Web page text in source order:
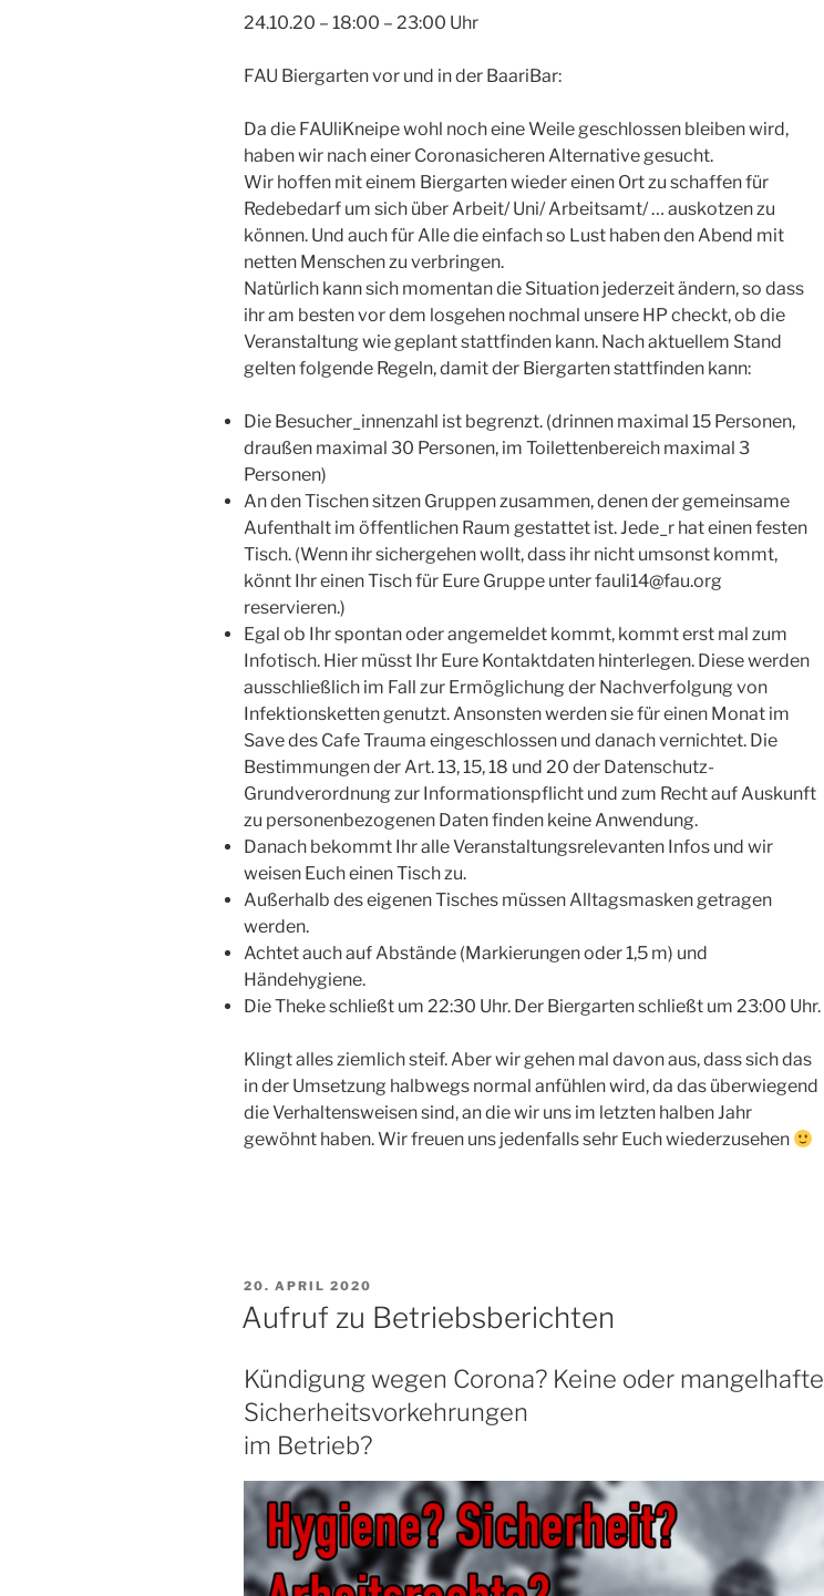
24.10.20 – 18:00 – 23:00 Uhr
FAU Biergarten vor und in der BaariBar:
Da die FAUliKneipe wohl noch eine Weile geschlossen bleiben wird,
haben wir nach einer Coronasicheren Alternative gesucht.
Wir hoffen mit einem Biergarten wieder einen Ort zu schaffen für
Redebedarf um sich über Arbeit/ Uni/ Arbeitsamt/ … auskotzen zu
können. Und auch für Alle die einfach so Lust haben den Abend mit
netten Menschen zu verbringen.
Natürlich kann sich momentan die Situation jederzeit ändern, so dass
ihr am besten vor dem losgehen nochmal unsere HP checkt, ob die
Veranstaltung wie geplant stattfinden kann. Nach aktuellem Stand
gelten folgende Regeln, damit der Biergarten stattfinden kann:
Die Besucher_innenzahl ist begrenzt. (drinnen maximal 15 Personen,
draußen maximal 30 Personen, im Toilettenbereich maximal 3
Personen)
An den Tischen sitzen Gruppen zusammen, denen der gemeinsame
Aufenthalt im öffentlichen Raum gestattet ist. Jede_r hat einen festen
Tisch. (Wenn ihr sichergehen wollt, dass ihr nicht umsonst kommt,
könnt Ihr einen Tisch für Eure Gruppe unter fauli14@fau.org
reservieren.)
Egal ob Ihr spontan oder angemeldet kommt, kommt erst mal zum
Infotisch. Hier müsst Ihr Eure Kontaktdaten hinterlegen. Diese werden
ausschließlich im Fall zur Ermöglichung der Nachverfolgung von
Infektionsketten genutzt. Ansonsten werden sie für einen Monat im
Save des Cafe Trauma eingeschlossen und danach vernichtet. Die
Bestimmungen der Art. 13, 15, 18 und 20 der Datenschutz-
Grundverordnung zur Informationspflicht und zum Recht auf Auskunft
zu personenbezogenen Daten finden keine Anwendung.
Danach bekommt Ihr alle Veranstaltungsrelevanten Infos und wir
weisen Euch einen Tisch zu.
Außerhalb des eigenen Tisches müssen Alltagsmasken getragen
werden.
Achtet auch auf Abstände (Markierungen oder 1,5 m) und
Händehygiene.
Die Theke schließt um 22:30 Uhr. Der Biergarten schließt um 23:00 Uhr.
Klingt alles ziemlich steif. Aber wir gehen mal davon aus, dass sich das
in der Umsetzung halbwegs normal anfühlen wird, da das überwiegend
die Verhaltensweisen sind, an die wir uns im letzten halben Jahr
gewöhnt haben. Wir freuen uns jedenfalls sehr Euch wiederzusehen
VERÖFFENTLICHT
AM
20. APRIL 2020
Aufruf zu Betriebsberichten
Kündigung wegen Corona? Keine oder mangelhafte
Sicherheitsvorkehrungen
im Betrieb?